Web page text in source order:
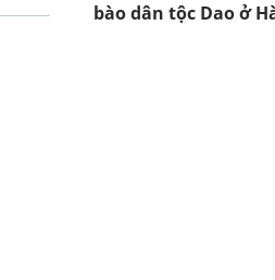
bào dân tộc Dao ở